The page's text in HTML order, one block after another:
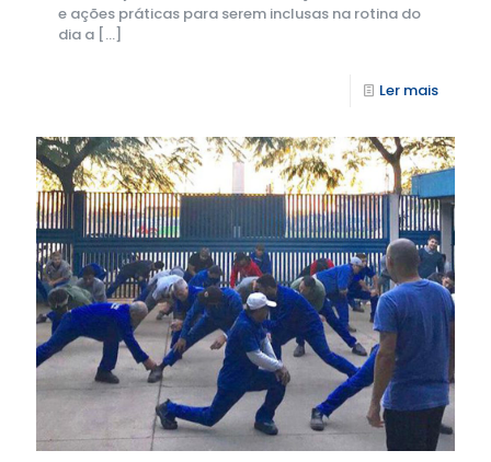
e ações práticas para serem inclusas na rotina do
dia a […]
Ler mais